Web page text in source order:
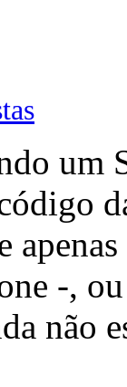
um
-,
não